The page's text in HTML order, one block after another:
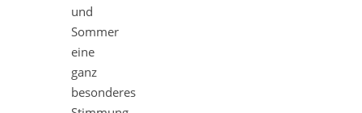
und
Sommer
eine
ganz
besonderes